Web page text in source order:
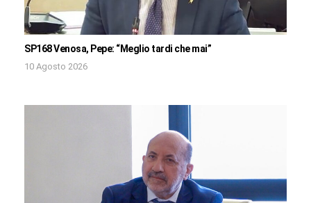
SP168 Venosa, Pepe: “Meglio tardi che mai”
10 Agosto 2026